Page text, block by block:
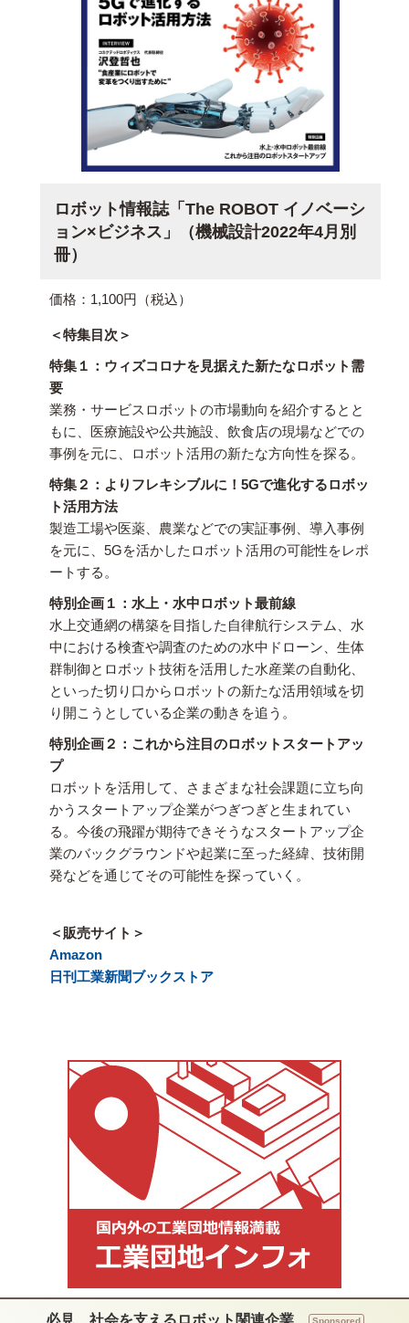
ロボット情報誌「The ROBOT イノベーシ
ョン×ビジネス」（機械設計2022年4月別
冊）
価格：1,100円（税込）
＜特集目次＞
特集１：ウィズコロナを見据えた新たなロボット需
要
業務・サービスロボットの市場動向を紹介するとと
もに、医療施設や公共施設、飲食店の現場などでの
事例を元に、ロボット活用の新たな方向性を探る。
特集２：よりフレキシブルに！5Gで進化するロボッ
ト活用方法
製造工場や医薬、農業などでの実証事例、導入事例
を元に、5Gを活かしたロボット活用の可能性をレポ
ートする。
特別企画１：水上・水中ロボット最前線
水上交通網の構築を目指した自律航行システム、水
中における検査や調査のための水中ドローン、生体
群制御とロボット技術を活用した水産業の自動化、
といった切り口からロボットの新たな活用領域を切
り開こうとしている企業の動きを追う。
特別企画２：これから注目のロボットスタートアッ
プ
ロボットを活用して、さまざまな社会課題に立ち向
かうスタートアップ企業がつぎつぎと生まれてい
る。今後の飛躍が期待できそうなスタートアップ企
業のバックグラウンドや起業に至った経緯、技術開
発などを通じてその可能性を探っていく。
＜販売サイト＞
Amazon
日刊工業新聞ブックストア
必見 社会を支えるロボット関連企業 Sponsored